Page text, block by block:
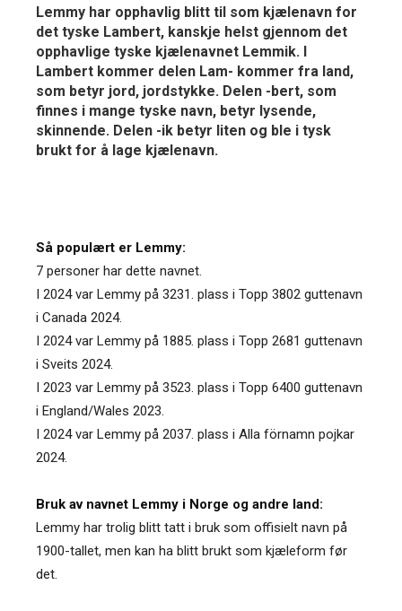
Lemmy har opphavlig blitt til som kjælenavn for
det tyske Lambert, kanskje helst gjennom det
opphavlige tyske kjælenavnet Lemmik. I
Lambert kommer delen Lam- kommer fra land,
som betyr jord, jordstykke. Delen -bert, som
finnes i mange tyske navn, betyr lysende,
skinnende. Delen -ik betyr liten og ble i tysk
brukt for å lage kjælenavn.
Så populært er Lemmy:
7 personer har dette navnet.
I 2024 var Lemmy på 3231. plass i Topp 3802 guttenavn
i Canada 2024.
I 2024 var Lemmy på 1885. plass i Topp 2681 guttenavn
i Sveits 2024.
I 2023 var Lemmy på 3523. plass i Topp 6400 guttenavn
i England/Wales 2023.
I 2024 var Lemmy på 2037. plass i Alla förnamn pojkar
2024.
Bruk av navnet Lemmy i Norge og andre land:
Lemmy har trolig blitt tatt i bruk som offisielt navn på
1900-tallet, men kan ha blitt brukt som kjæleform før
det.